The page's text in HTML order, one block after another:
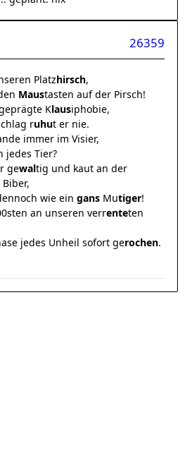
26359
Platzhirsch,
Maustasten auf der Pirsch!
Klausiphobie,
ruhut er nie.
immer im Visier,
jedes Tier?
gewaltig und kaut an der
wie ein gans Mutiger!
an unseren verrenteten
jedes Unheil sofort gerochen.